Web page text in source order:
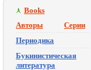
Books
Авторы
Серии
Периодика
Букинистическая
литература